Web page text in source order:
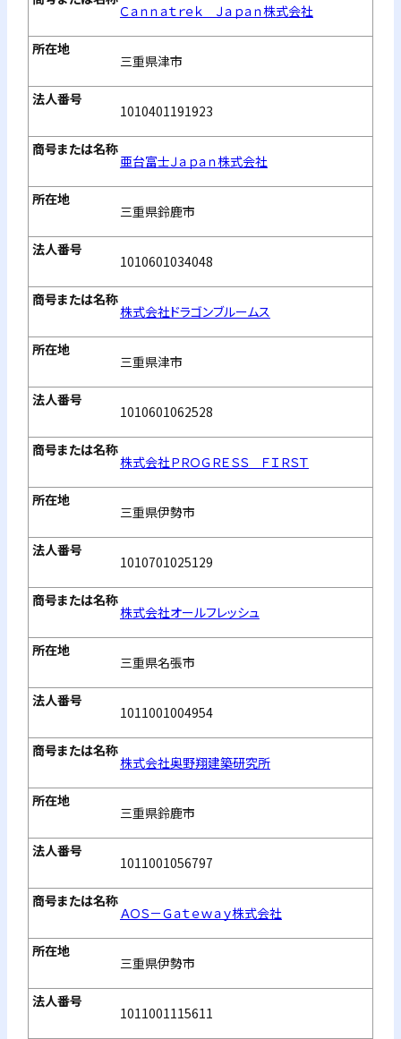
Ｃａｎｎａｔｒｅｋ Ｊａｐａｎ株式会社
三重県津市
1010401191923
亜台富士Ｊａｐａｎ株式会社
三重県鈴鹿市
1010601034048
株式会社ドラゴンブルームス
三重県津市
1010601062528
株式会社ＰＲＯＧＲＥＳＳ ＦＩＲＳＴ
三重県伊勢市
1010701025129
株式会社オールフレッシュ
三重県名張市
1011001004954
株式会社奥野翔建築研究所
三重県鈴鹿市
1011001056797
ＡＯＳ－Ｇａｔｅｗａｙ株式会社
三重県伊勢市
1011001115611